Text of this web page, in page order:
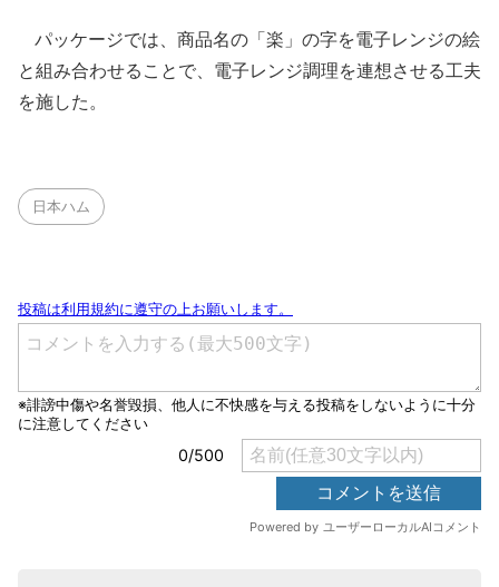
パッケージでは、商品名の「楽」の字を電子レンジの絵
と組み合わせることで、電子レンジ調理を連想させる工夫
を施した。
日本ハム